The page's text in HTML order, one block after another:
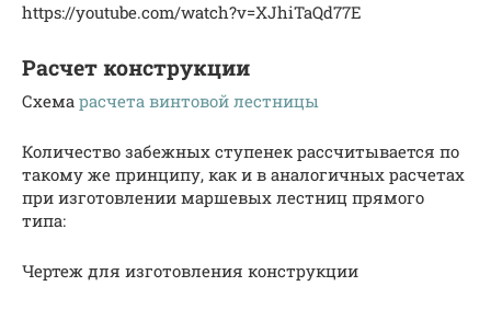
https://youtube.com/watch?v=XJhiTaQd77E
Расчет конструкции
Схема расчета винтовой лестницы
Количество забежных ступенек рассчитывается по
такому же принципу, как и в аналогичных расчетах
при изготовлении маршевых лестниц прямого
типа:
Чертеж для изготовления конструкции